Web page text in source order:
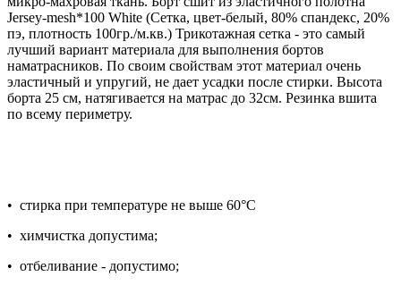
Jersey-mesh*100 White (Сетка, цвет-белый, 80% спандекс, 20%
пэ, плотность 100гр./м.кв.) Трикотажная сетка - это самый
лучший вариант материала для выполнения бортов
наматрасников. По своим свойствам этот материал очень
эластичный и упругий, не дает усадки после стирки. Высота
борта 25 см, натягивается на матрас до 32см. Резинка вшита
по всему периметру.
• стирка при температуре не выше 60°С
• химчистка допустима;
• отбеливание - допустимо;